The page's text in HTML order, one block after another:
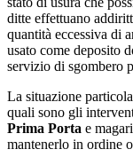
ditte effettuano
quantità eccessiva di
usato come deposito
servizio di sgombero
La situazione
quali sono gli
Prima Porta e
mantenerlo in ordine